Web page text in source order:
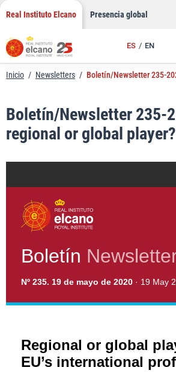
Saltar
contenido
Real Instituto Elcano Presencia global
ES EN
Inicio / Newsletters / Boletín/Newsletter 235-
Boletín/Newsletter 235-
regional or global player?